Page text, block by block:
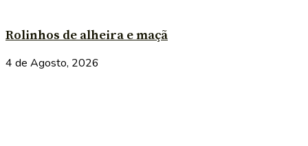
Rolinhos de alheira e maçã
4 de Agosto, 2026